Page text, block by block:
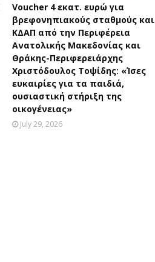
Voucher 4 εκατ. ευρώ για
βρεφονηπιακούς σταθμούς και
ΚΔΑΠ από την Περιφέρεια
Ανατολικής Μακεδονίας και
Θράκης-Περιφερειάρχης
Χριστόδουλος Τοψίδης: «Ίσες
ευκαιρίες για τα παιδιά,
ουσιαστική στήριξη της
οικογένειας»
July 29, 2026